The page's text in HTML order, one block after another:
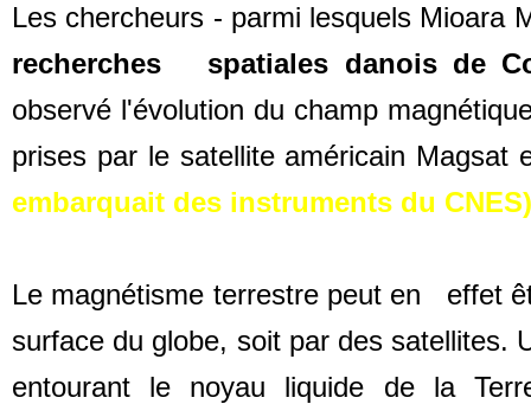
Les chercheurs - parmi lesquels Mioara
recherches spatiales danois de
observé l'évolution du champ
prises par le satellite américain
embarquait des instruments du
Le magnétisme terrestre peut en effet
surface du globe, soit par des
entourant le noyau liquide de la